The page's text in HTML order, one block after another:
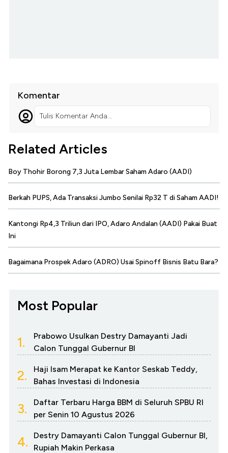
Komentar
Tulis Komentar Anda...
Related Articles
Boy Thohir Borong 7,3 Juta Lembar Saham Adaro (AADI)
Berkah PUPS, Ada Transaksi Jumbo Senilai Rp32 T di Saham AADI!
Kantongi Rp4,3 Triliun dari IPO, Adaro Andalan (AADI) Pakai Buat
Ini
Bagaimana Prospek Adaro (ADRO) Usai Spinoff Bisnis Batu Bara?
Most Popular
1.
Prabowo Usulkan Destry Damayanti Jadi
Calon Tunggal Gubernur BI
2.
Haji Isam Merapat ke Kantor Seskab Teddy,
Bahas Investasi di Indonesia
3.
Daftar Terbaru Harga BBM di Seluruh SPBU RI
per Senin 10 Agustus 2026
4.
Destry Damayanti Calon Tunggal Gubernur BI,
Rupiah Makin Perkasa